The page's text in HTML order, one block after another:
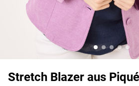
Stretch Blazer aus